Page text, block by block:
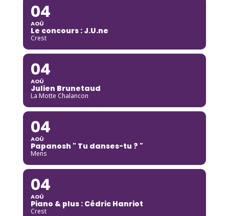
04
AOÛ
Le concours : J.U.ne
Crest
04
AOÛ
Julien Brunetaud
La Motte Chalancon
04
AOÛ
Papanosh " Tu danses-tu ? "
Mens
04
AOÛ
Piano & plus : Cédric Hanriot
Crest